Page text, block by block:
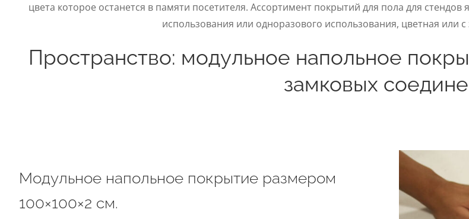
цвета которое останется в памяти посетителя. Ассортимент покрытий для пола для
использования или одноразового использования, цветная или
Пространство: модульное напольное
замковых
Модульное напольное покрытие размером
100×100×2 см.